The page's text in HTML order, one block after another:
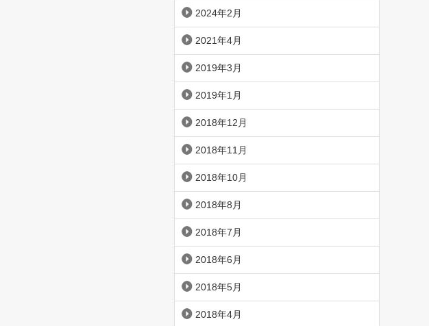
2024年2月
2021年4月
2019年3月
2019年1月
2018年12月
2018年11月
2018年10月
2018年8月
2018年7月
2018年6月
2018年5月
2018年4月